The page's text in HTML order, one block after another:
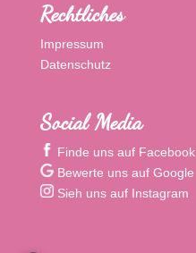
Rechtliches
Impressum
Datenschutz
Social Media
Finde uns auf Facebook
Bewerte uns auf Google
Sieh uns auf Instagram